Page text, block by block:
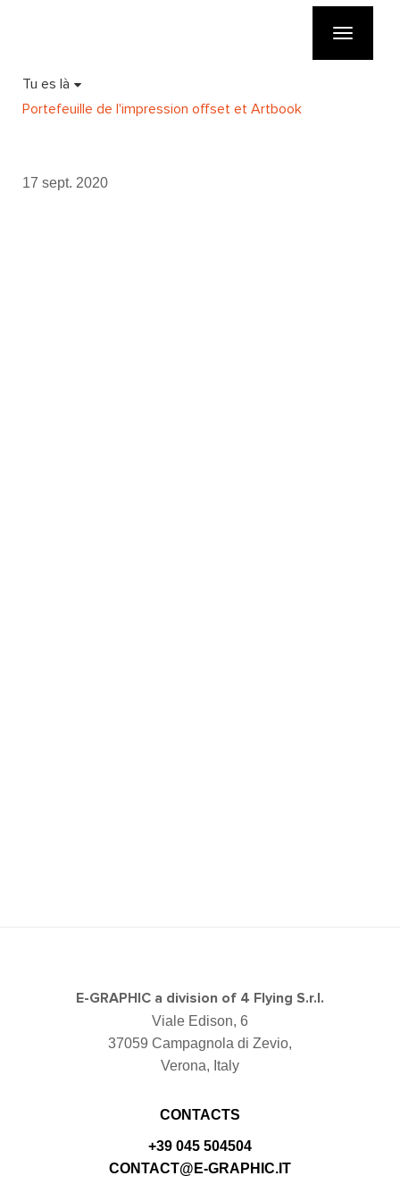
Toggle
Tu es là
Portefeuille de l'impression offset et Artbook
17 sept. 2020
E-GRAPHIC a division of 4 Flying S.r.l.
Viale Edison, 6
37059 Campagnola di Zevio,
Verona, Italy
CONTACTS
+39 045 504504
CONTACT@E-GRAPHIC.IT